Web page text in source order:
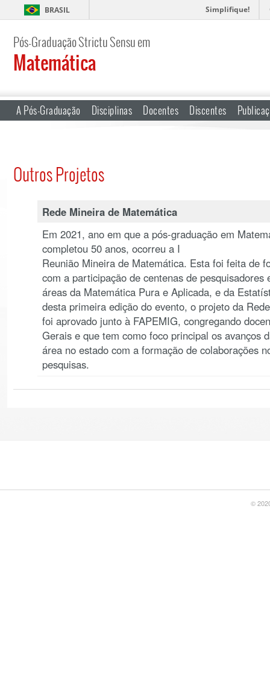
BRASIL Simplifique!
Pós-Graduação Strictu Sensu em
Matemática
A Pós-Graduação Disciplinas Docentes Discentes
Outros Projetos
Rede Mineira de Matemática
Em 2021, ano em que a pós-graduação em
completou 50 anos, ocorreu a I
Reunião Mineira de Matemática. Esta foi feita de
com a participação de centenas de pesquisadores
áreas da Matemática Pura e Aplicada, e da
desta primeira edição do evento, o projeto da
foi aprovado junto à FAPEMIG, congregando
Gerais e que tem como foco principal os avanços
área no estado com a formação de colaborações
pesquisas.
©